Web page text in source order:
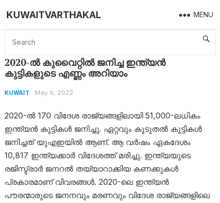
KUWAITVARTHAKAL MENU
Home Kuwait
2020-ൽ കുവൈറ്റിൽ ജനിച്ച ഇന്ത്യൻ
കുട്ടികളുടെ എണ്ണം അറിയാം
KUWAIT May 9, 2022
2020-ൽ 170 വിദേശ രാജ്യങ്ങളിലായി 51,000-ലധികം
ഇന്ത്യൻ കുട്ടികൾ ജനിച്ചു. ഏറ്റവും കൂടുതൽ കുട്ടികൾ
ജനിച്ചത് യുഎഇയിൽ ആണ്. ആ വർഷം ഏകദേശം
10,817 ഇന്ത്യക്കാർ വിദേശത്ത് മരിച്ചു. ഇന്ത്യയുടെ
രജിസ്ട്രാർ ജനറൽ തയ്യാറാക്കിയ കണക്കുകൾ
പ്രകാരമാണ് വിവരങ്ങൾ. 2020-ലെ ഇന്ത്യൻ
പൗരന്മാരുടെ ജനനവും മരണവും വിദേശ രാജ്യങ്ങളിലെ